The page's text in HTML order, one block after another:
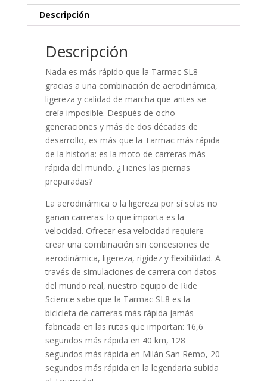
Descripción
Descripción
Nada es más rápido que la Tarmac SL8
gracias a una combinación de aerodinámica,
ligereza y calidad de marcha que antes se
creía imposible. Después de ocho
generaciones y más de dos décadas de
desarrollo, es más que la Tarmac más rápida
de la historia: es la moto de carreras más
rápida del mundo. ¿Tienes las piernas
preparadas?
La aerodinámica o la ligereza por sí solas no
ganan carreras: lo que importa es la
velocidad. Ofrecer esa velocidad requiere
crear una combinación sin concesiones de
aerodinámica, ligereza, rigidez y flexibilidad. A
través de simulaciones de carrera con datos
del mundo real, nuestro equipo de Ride
Science sabe que la Tarmac SL8 es la
bicicleta de carreras más rápida jamás
fabricada en las rutas que importan: 16,6
segundos más rápida en 40 km, 128
segundos más rápida en Milán San Remo, 20
segundos más rápida en la legendaria subida